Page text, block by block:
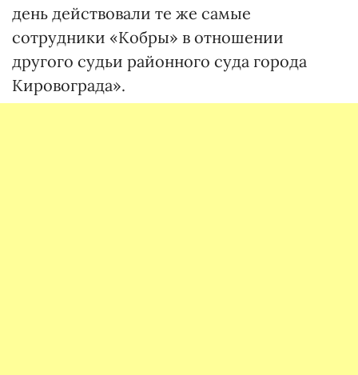
день действовали те же самые
сотрудники «Кобры» в отношении
другого судьи районного суда города
Кировограда».